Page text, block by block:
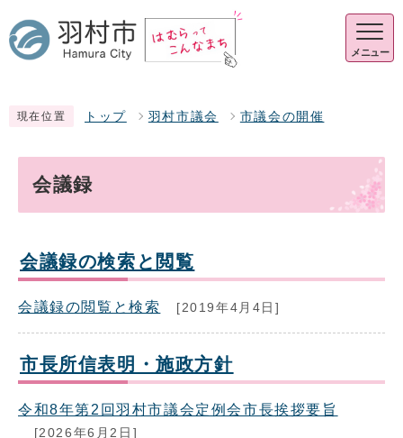
メニュー
現在位置 トップ 羽村市議会 市議会の開催
会議録
会議録の検索と閲覧
会議録の閲覧と検索 [2019年4月4日]
市長所信表明・施政方針
令和8年第2回羽村市議会定例会市長挨拶要旨
[2026年6月2日]